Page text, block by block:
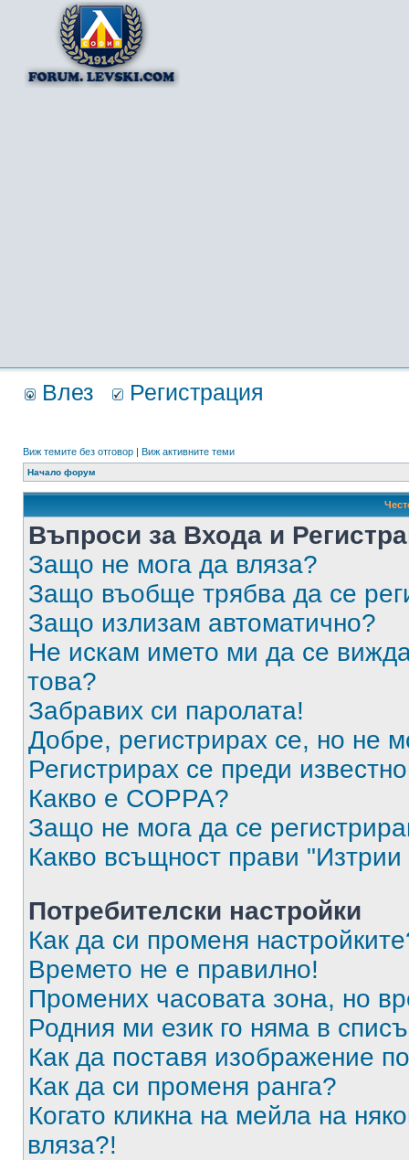
Влез Регистрация
Виж темите без отговор | Виж активните теми
Начало форум
Въпроси за Входа и
Защо не мога да вляза?
Защо въобще трябва да се
Защо излизам автоматично?
Не искам името ми да се
това?
Забравих си паролата!
Добре, регистрирах се, но не
Регистрирах се преди
Какво е COPPA?
Защо не мога да се
Какво всъщност прави "Изтрии
Потребителски настройки
Как да си променя
Времето не е правилно!
Промених часовата зона, но
Родния ми език го няма в
Как да поставя изображение
Как да си променя ранга?
Когато кликна на мейла на
вляза?!